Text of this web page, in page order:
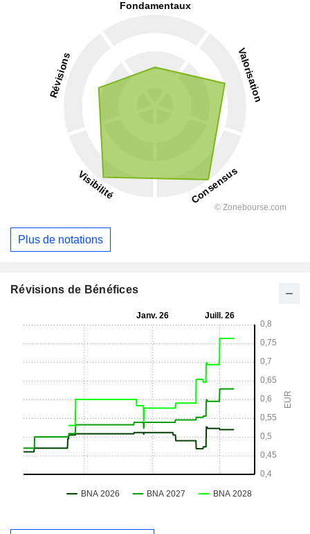
Plus de notations
Révisions de Bénéfices